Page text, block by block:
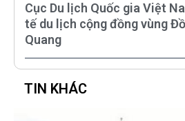
Cục Du lịch Quốc gia Việt
tế du lịch cộng đồng vùng
Quang
TIN KHÁC